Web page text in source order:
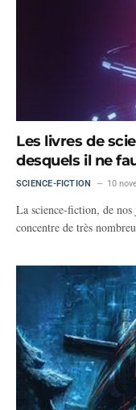
Les livres de
desquels il ne
SCIENCE-FICTION 10
La science-fiction, de
concentre de très